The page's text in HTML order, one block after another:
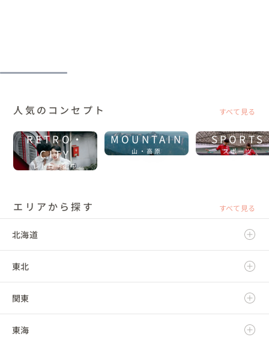
人気のコンセプト すべて見る
RETRO・
CITY
レトロ・街中
MOUNTAIN
山・高原
SPORTS
スポーツ
エリアから探す すべて見る
北海道
北海道
東北
青森県
岩手県
関東
茨城県
東海